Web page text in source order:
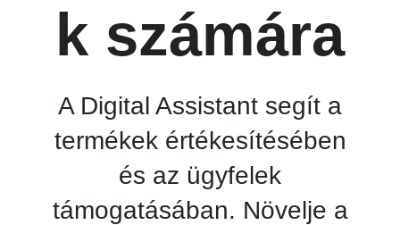
k számára
A Digital Assistant segít a
termékek értékesítésében
és az ügyfelek
támogatásában. Növelje a